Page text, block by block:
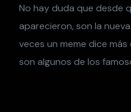
No hay duda que desde
aparecieron, son la
veces un meme dice
son algunos de los